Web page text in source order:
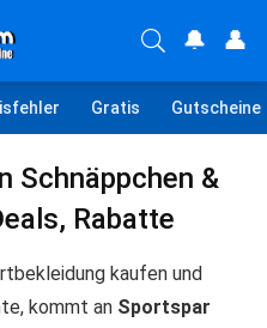
🔔 👤
Gratis Gutscheine
Schnäppchen &
Rabatte
kaufen und
kommt an Sportspar